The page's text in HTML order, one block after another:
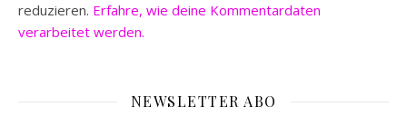
reduzieren. Erfahre, wie deine Kommentardaten
verarbeitet werden.
NEWSLETTER ABO